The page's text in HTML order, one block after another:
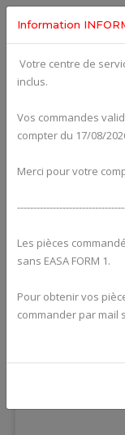
Information
Votre centre de
inclus.
Vos commandes
compter du 17/08/
Merci pour votre
Les pièces
sans EASA FORM 1.
Pour obtenir vos
commander par mail